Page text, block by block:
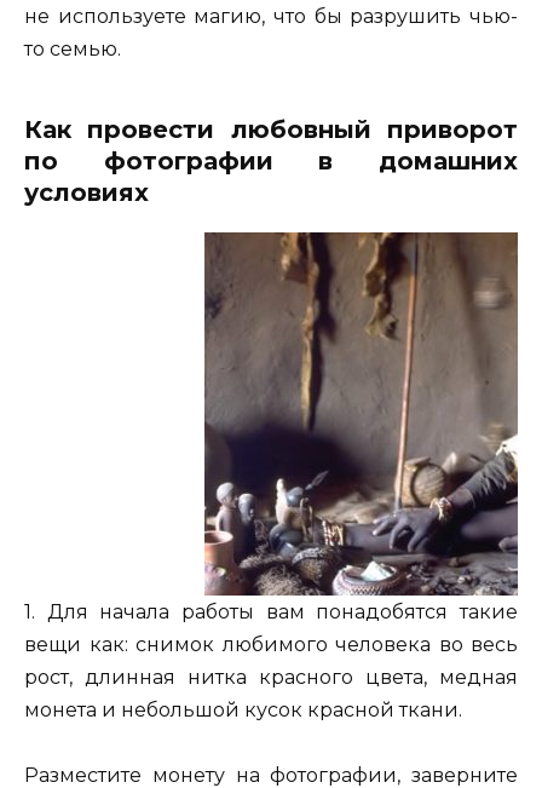
не используете магию, что бы разрушить чью-
то семью.
Как провести любовный приворот
по фотографии в домашних
условиях
1. Для начала работы вам понадобятся такие
вещи как: снимок любимого человека во весь
рост, длинная нитка красного цвета, медная
монета и небольшой кусок красной ткани.
Разместите монету на фотографии, заверните